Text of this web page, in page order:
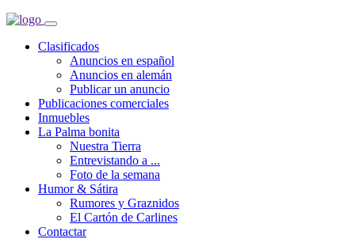
Clasificados
Anuncios en español
Anuncios en alemán
Publicar un anuncio
Publicaciones comerciales
Inmuebles
La Palma bonita
Nuestra Tierra
Entrevistando a ...
Foto de la semana
Humor & Sátira
Rumores y Graznidos
El Cartón de Carlines
Contactar